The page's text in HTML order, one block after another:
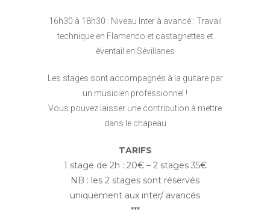
16h30 à 18h30 : Niveau Inter à avancé : Travail
technique en Flamenco et castagnettes et
éventail en Sévillanes
Les stages sont accompagnés à la guitare par
un musicien professionnel !
Vous pouvez laisser une contribution à mettre
dans le chapeau
TARIFS
1 stage de 2h : 20€ – 2 stages 35€
NB : les 2 stages sont réservés
uniquement aux inter/ avancés
***